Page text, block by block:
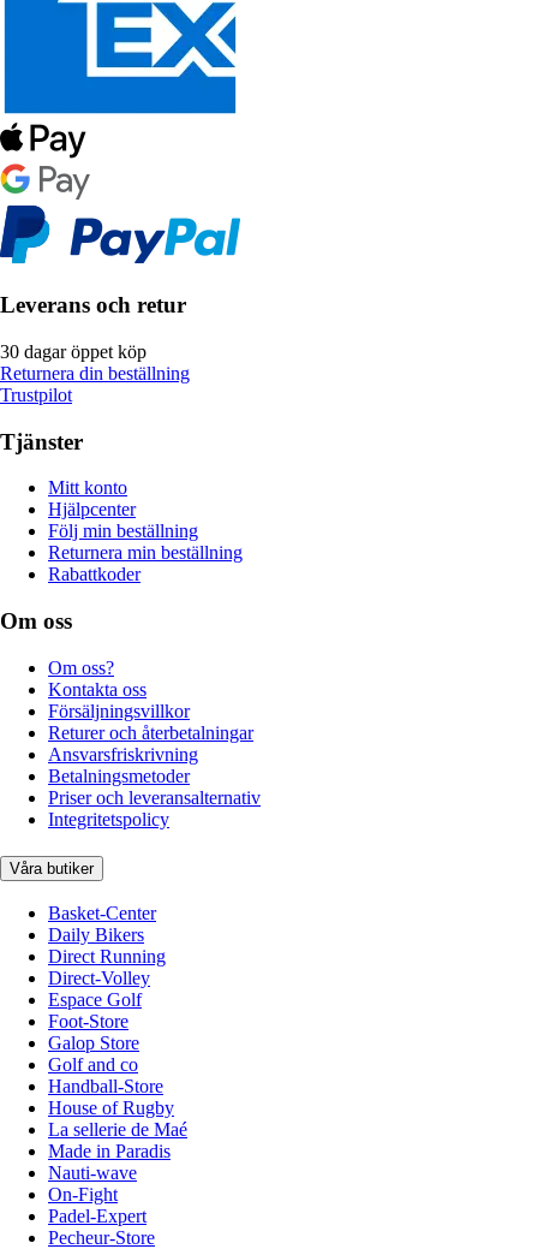
Leverans och retur
30 dagar öppet köp
Returnera din beställning
Trustpilot
Tjänster
Mitt konto
Hjälpcenter
Följ min beställning
Returnera min beställning
Rabattkoder
Om oss
Om oss?
Kontakta oss
Försäljningsvillkor
Returer och återbetalningar
Ansvarsfriskrivning
Betalningsmetoder
Priser och leveransalternativ
Integritetspolicy
Våra butiker
Basket-Center
Daily Bikers
Direct Running
Direct-Volley
Espace Golf
Foot-Store
Galop Store
Golf and co
Handball-Store
House of Rugby
La sellerie de Maé
Made in Paradis
Nauti-wave
On-Fight
Padel-Expert
Pecheur-Store